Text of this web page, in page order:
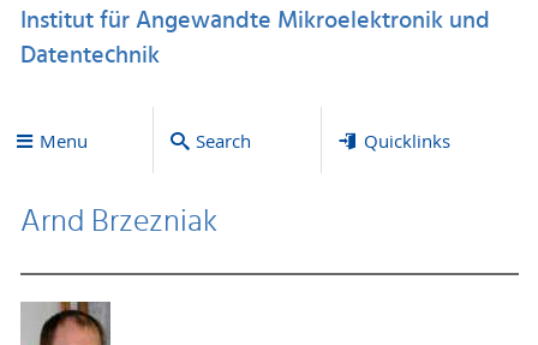
Institut für Angewandte Mikroelektronik und
Datentechnik
Menu Search Quicklinks
Arnd Brzezniak